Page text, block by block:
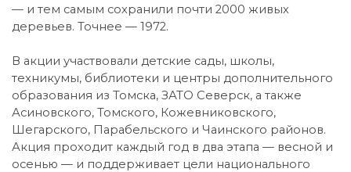
— и тем самым сохранили почти 2000 живых
деревьев. Точнее — 1972.
В акции участвовали детские сады, школы,
техникумы, библиотеки и центры дополнительного
образования из Томска, ЗАТО Северск, а также
Асиновского, Томского, Кожевниковского,
Шегарского, Парабельского и Чаинского районов.
Акция проходит каждый год в два этапа — весной и
осенью — и поддерживает цели национального